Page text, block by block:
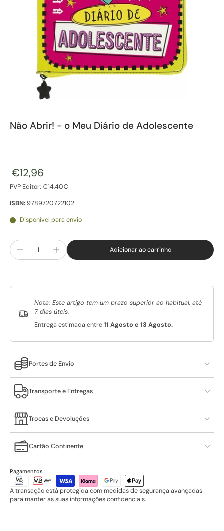
Não Abrir! - o Meu Diário de Adolescente
€12,96
PVP Editor: €14,40€
ISBN:9789720722102
Disponível para envio
Adicionar ao carrinho
Nota: Este artigo tem um prazo superior ao habitual, até
7 dias úteis.
Entrega estimada entre11 Agosto e 13 Agosto.
Portes de Envio
Transporte e Entregas
Trocas e Devoluções
Cartão Continente
Pagamentos
A transação está protegida com medidas de segurança avançadas
para manter as suas informações confidenciais.